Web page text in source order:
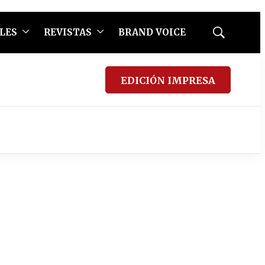
REVISTAS BRAND VOICE
Mostrar
EDICIÓN IMPRESA